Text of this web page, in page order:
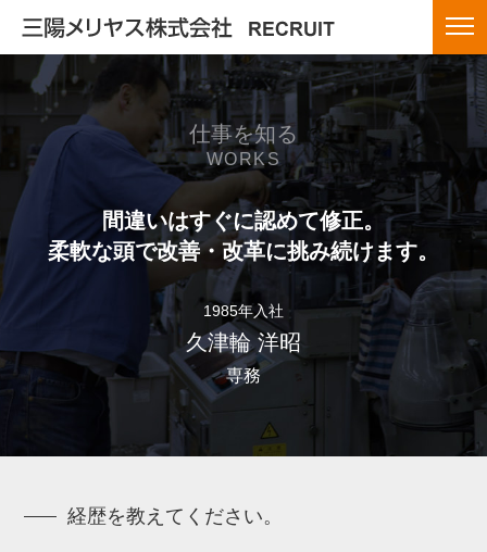
仕事を知る
WORKS
間違いはすぐに認めて修正。
柔軟な頭で改善・改革に挑み続けます。
1985年入社
久津輪 洋昭
専務
経歴を教えてください。